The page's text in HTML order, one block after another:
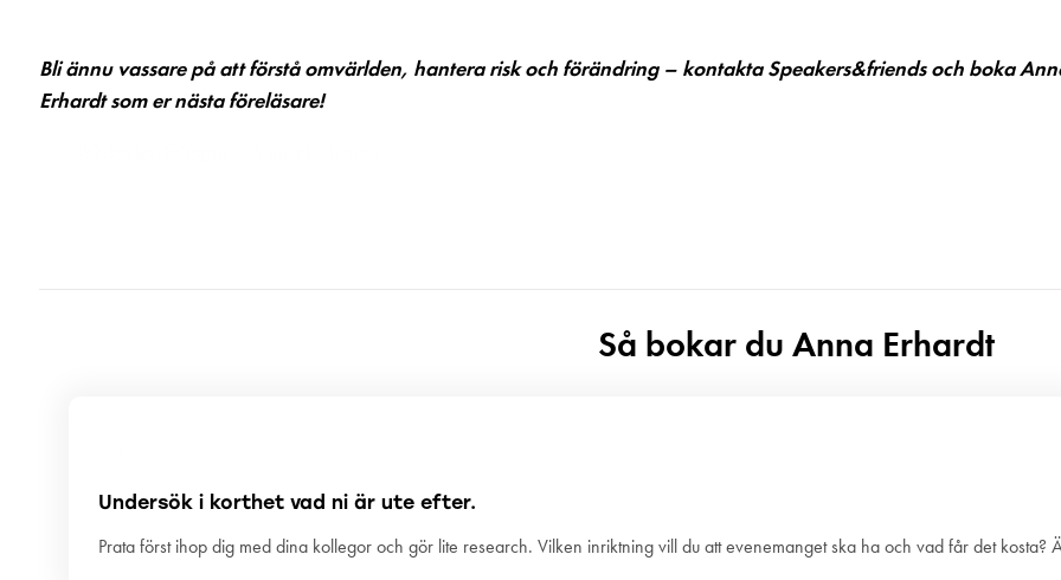
Bli ännu vassare på att förstå omvärlden, hantera risk och förändring – kontakta Speakers&friends och boka
Erhardt som er nästa föreläsare!
Så bokar du Anna Erhardt
Undersök i korthet vad ni är ute efter.
Prata först ihop dig med dina kollegor och gör lite research. Vilken inriktning vill du att evenemanget ska ha och vad får det kosta?